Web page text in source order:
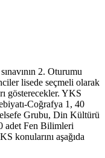
2. Oturumu
lisede seçmeli olarak
gösterecekler. YKS
Coğrafya 1, 40
Grubu, Din Kültürü
adet Fen Bilimleri
konularını aşağıda